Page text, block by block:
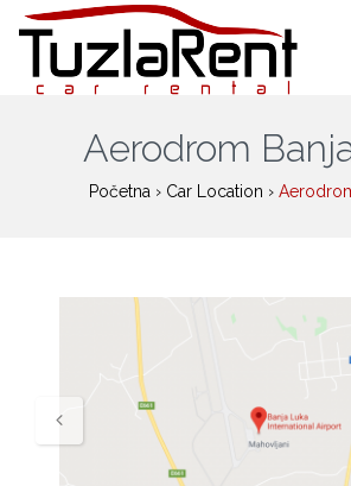
Aerodrom
Početna › Car Location ›